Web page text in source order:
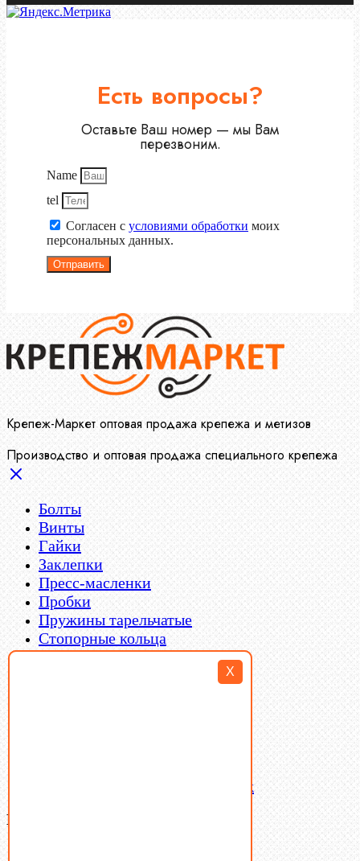
X
Есть вопросы?
Оставьте Ваш номер — мы Вам
перезвоним.
Name
tel
Согласен с условиями обработки моих
персональных данных.
Отправить
Крепеж-Маркет оптовая продажа крепежа и метизов
Производство и оптовая продажа специального крепежа
Болты
Винты
Гайки
Заклепки
Пресс-масленки
Пробки
Пружины тарельчатые
Стопорные кольца
Такелаж
Латунный и бронзовый крепеж
Ваша корзина